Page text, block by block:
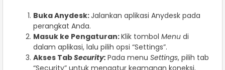
Buka Anydesk:Jalankan aplikasi Anydesk pada
perangkat Anda.
Masuk ke Pengaturan:Klik tombol Menu di
dalam aplikasi, lalu pilih opsi “Settings”.
Akses TabSecurity: Pada menu Settings, pilih tab